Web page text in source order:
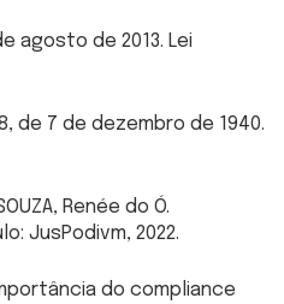
de agosto de 2013. Lei
de 7 de dezembro de 1940.
Renée do Ó.
JusPodivm, 2022.
importância do compliance